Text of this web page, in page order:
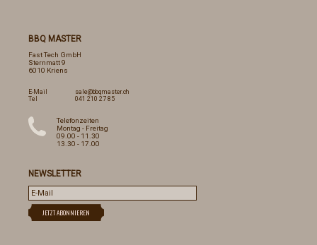
BBQ MASTER
Fast Tech GmbH
Sternmatt 9
6010 Kriens
E-Mail
sale@bbqmaster.ch
Tel
041 210 27 85
Telefonzeiten
Montag - Freitag
09.00 - 11.30
13.30 - 17.00
NEWSLETTER